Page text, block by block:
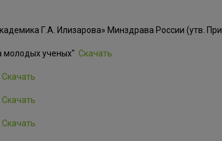
Г.А. Илизарова» Минздрава России (утв.
молодых ученых"Скачать
Скачать
Скачать
Скачать